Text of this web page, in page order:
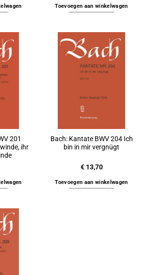
Toevoegen aan winkelwagen
201
ihr
Bach: Kantate BWV 204 Ich
bin in mir vergnügt
€13,70
Toevoegen aan winkelwagen